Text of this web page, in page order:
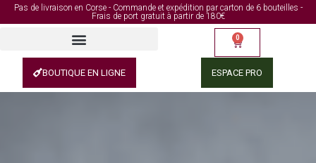
Pas de livraison en Corse - Commande et expédition par carton de 6 bouteilles -
Frais de port gratuit à partir de 180€
0
BOUTIQUE EN LIGNE ESPACE PRO